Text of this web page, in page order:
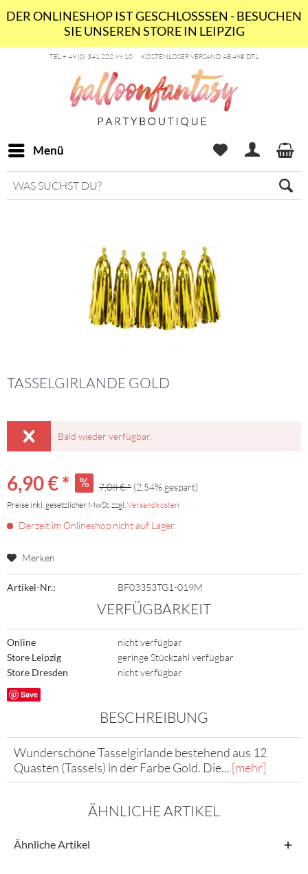
DER ONLINESHOP IST GESCHLOSSSEN - BESUCHEN
SIE UNSEREN STORE IN LEIPZIG
TEL + 49 (0) 341 222 99 10 KOSTENLOSER VERSAND AB 49€ DTL
Menü
TASSELGIRLANDE GOLD
Bald wieder verfügbar.
6,90 € * 7,08 € * (2,54% gespart)
Preise inkl. gesetzlicher MwSt. zzgl.Versandkosten
Derzeit im Onlineshop nicht auf Lager.
Merken
Artikel-Nr.: BF03353TG1-019M
VERFÜGBARKEIT
Online
nicht verfügbar
Store Leipzig
geringe Stückzahl verfügbar
Store Dresden
nicht verfügbar
Save
BESCHREIBUNG
Wunderschöne Tasselgirlande bestehend aus 12
Quasten (Tassels) in der Farbe Gold. Die... [mehr]
ÄHNLICHE ARTIKEL
Ähnliche Artikel